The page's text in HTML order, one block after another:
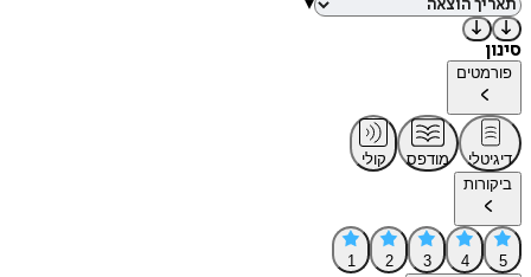
סינון
פורמטים
דיגיטלי מודפס
קולי
ביקורות
5
4
3
2
1